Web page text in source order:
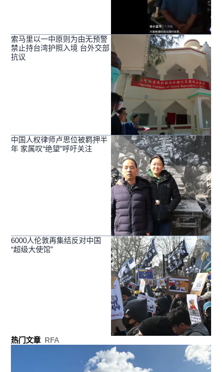
索马里以一中原则为由无预警
禁止持台湾护照入境 台外交部
抗议
中国人权律师卢思位被羁押半
年 家属叹“绝望”呼吁关注
6000人伦敦再集结反对中国
“超级大使馆”
热门文章 RFA